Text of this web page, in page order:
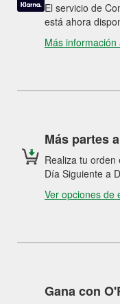
El servicio de
está ahora
Más
Más partes
Realiza tu
Día Siguiente a
Ver opciones de
Gana con